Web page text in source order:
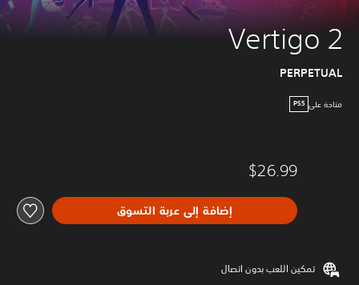
Vertigo 2
PERPETUAL
متاحة على PS5
$26.99
إضافة إلى عربة التسوق
تمكين اللعب بدون اتصال